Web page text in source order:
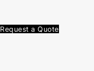
Request a Quote